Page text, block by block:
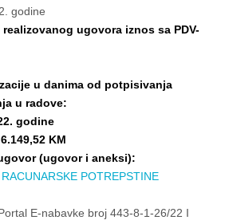
godine
ugovora iznos sa PDV-
u danima od potpisivanja
u radove:
godine
KM
(ugovor i aneksi):
POTREPSTINE
E-nabavke broj 443-8-1-26/22 I